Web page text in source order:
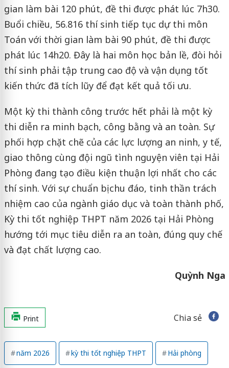
gian làm bài 120 phút, đề thi được phát lúc 7h30.
Buổi chiều, 56.816 thí sinh tiếp tục dự thi môn
Toán với thời gian làm bài 90 phút, đề thi được
phát lúc 14h20. Đây là hai môn học bản lề, đòi hỏi
thí sinh phải tập trung cao độ và vận dụng tốt
kiến thức đã tích lũy để đạt kết quả tối ưu.
Một kỳ thi thành công trước hết phải là một kỳ
thi diễn ra minh bạch, công bằng và an toàn. Sự
phối hợp chặt chẽ của các lực lượng an ninh, y tế,
giao thông cùng đội ngũ tình nguyện viên tại Hải
Phòng đang tạo điều kiện thuận lợi nhất cho các
thí sinh. Với sự chuẩn bị chu đáo, tinh thần trách
nhiệm cao của ngành giáo dục và toàn thành phố,
Kỳ thi tốt nghiệp THPT năm 2026 tại Hải Phòng
hướng tới mục tiêu diễn ra an toàn, đúng quy chế
và đạt chất lượng cao.
Quỳnh Nga
Print Chia sẻ
năm 2026 kỳ thi tốt nghiệp THPT Hải phòng